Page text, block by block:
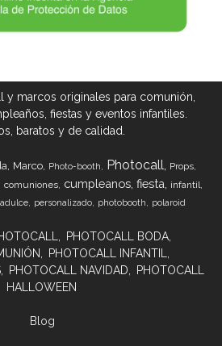
y marcos originales para comunión,
fiestas y eventos infantiles.
baratos y de calidad.
Marco Photo-booth Photocall Props
comuniones cumpleanos fiesta infantil
personalizado photobooth polaroid
PHOTOCALL BODA
PHOTOCALL INFANTIL
PHOTOCALL NAVIDAD
PHOTOCALL
HALLOWEEN
Blog